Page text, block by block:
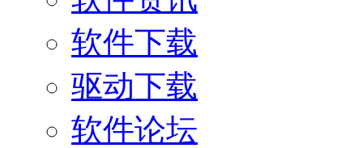
软件下载
驱动下载
软件论坛